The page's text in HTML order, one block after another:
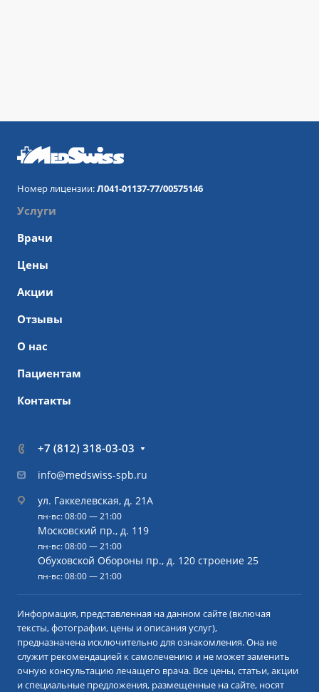
Номер лицензии:Л041-01137-77/00575146
Услуги
Врачи
Цены
Акции
Отзывы
О нас
Пациентам
Контакты
+7 (812) 318-03-03
info@medswiss-spb.ru
ул. Гаккелевская, д. 21А
пн-вс: 08:00 — 21:00
Московский пр., д. 119
пн-вс: 08:00 — 21:00
Обуховской Обороны пр., д. 120 строение 25
пн-вс: 08:00 — 21:00
Информация, представленная на данном сайте (включая
тексты, фотографии, цены и описания услуг),
предназначена исключительно для ознакомления. Она не
служит рекомендацией к самолечению и не может заменить
очную консультацию лечащего врача. Все цены, статьи, акции
и специальные предложения, размещенные на сайте, носят